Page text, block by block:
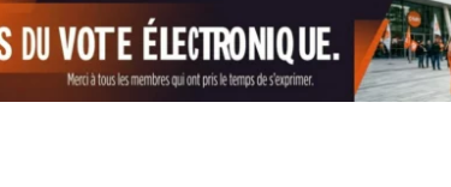
Vie au Travail